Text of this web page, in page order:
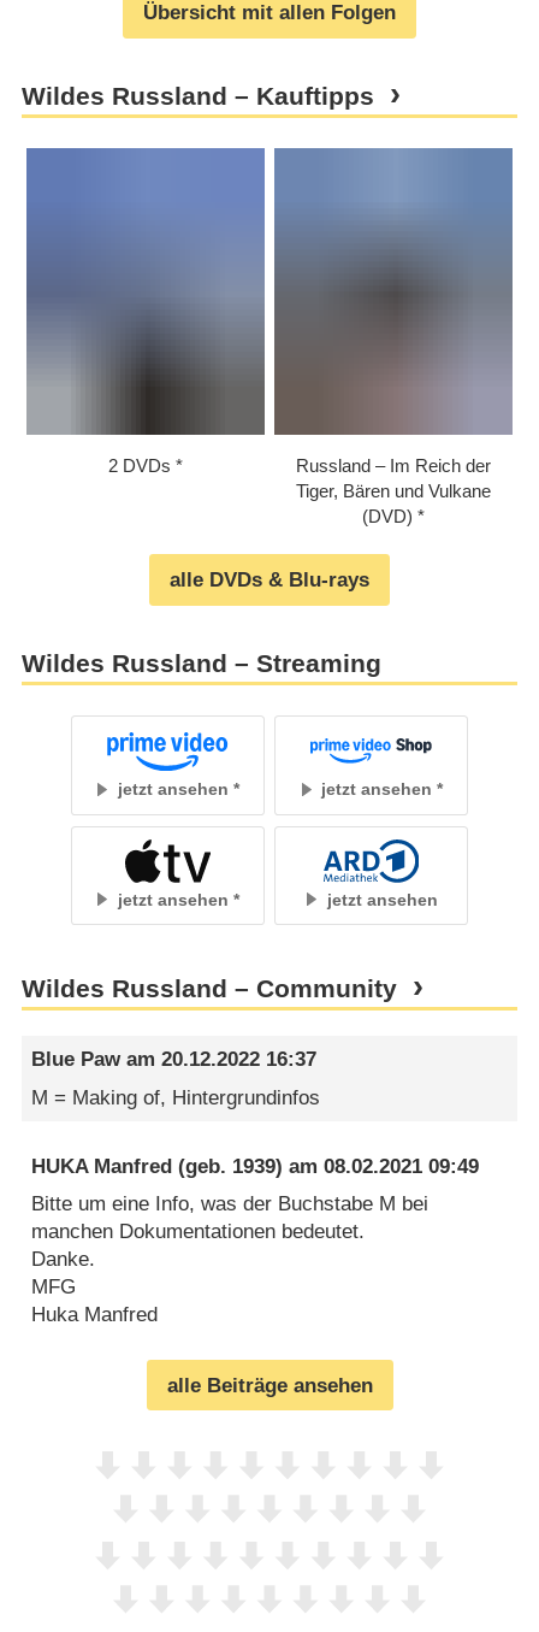
Übersicht mit allen Folgen
Wildes Russland – Kauftipps
2 DVDs
Russland – Im Reich der
Tiger, Bären und Vulkane
(DVD)
alle DVDs & Blu-rays
Wildes Russland – Streaming
jetzt ansehen jetzt ansehen
jetzt ansehen jetzt ansehen
Wildes Russland – Community
Blue Paw am20.12.2022 16:37
M = Making of, Hintergrundinfos
HUKA Manfred (geb. 1939) am08.02.2021 09:49
Bitte um eine Info, was der Buchstabe M bei
manchen Dokumentationen bedeutet.
Danke.
MFG
Huka Manfred
alle Beiträge ansehen